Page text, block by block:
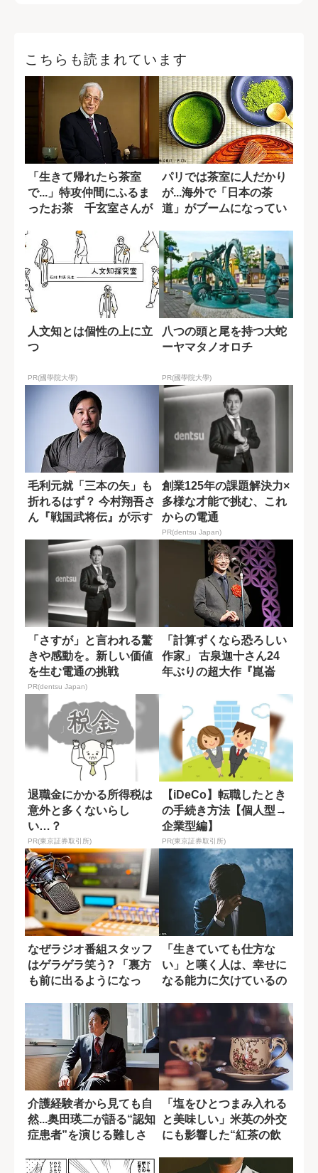
こちらも読まれています
「生きて帰れたら茶室
で...」特攻仲間にふるま
ったお茶 千玄室さんが
パリでは茶室に人だかり
が...海外で「日本の茶
道」がブームになってい
人文知とは個性の上に立
つ
PR(國學院大學)
八つの頭と尾を持つ大蛇
ーヤマタノオロチ
PR(國學院大學)
毛利元就「三本の矢」も
折れるはず？ 今村翔吾さ
ん『戦国武将伝』が示す
創業125年の課題解決力×
多様な才能で挑む、これ
からの電通
PR(dentsu Japan)
「さすが」と言われる驚
きや感動を。新しい価値
を生む電通の挑戦
PR(dentsu Japan)
「計算ずくなら恐ろしい
作家」 古泉迦十さん24
年ぶりの超大作『崑崙
退職金にかかる所得税は
意外と多くないらし
い…？
PR(東京証券取引所)
【iDeCo】転職したとき
の手続き方法【個人型→
企業型編】
PR(東京証券取引所)
なぜラジオ番組スタッフ
はゲラゲラ笑う? 「裏方
も前に出るようになっ
「生きていても仕方な
い」と嘆く人は、幸せに
なる能力に欠けているの
介護経験者から見ても自
然...奥田瑛二が語る“認知
症患者”を演じる難しさ
「塩をひとつまみ入れる
と美味しい」米英の外交
にも影響した“紅茶の飲